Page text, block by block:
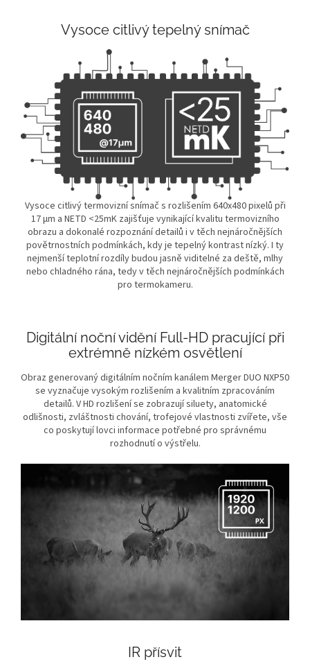
Vysoce citlivý tepelný snímač
Vysoce citlivý termovizní snímač s rozlišením 640x480 pixelů při
17 µm a NETD <25mK zajišťuje vynikající kvalitu termovizního
obrazu a dokonalé rozpoznání detailů i v těch nejnáročnějších
povětrnostních podmínkách, kdy je tepelný kontrast nízký. I ty
nejmenší teplotní rozdíly budou jasně viditelné za deště, mlhy
nebo chladného rána, tedy v těch nejnáročnějších podmínkách
pro termokameru.
Digitální noční vidění Full-HD pracující při
extrémně nízkém osvětlení
Obraz generovaný digitálním nočním kanálem Merger DUO NXP50
se vyznačuje vysokým rozlišením a kvalitním zpracováním
detailů. V HD rozlišení se zobrazují siluety, anatomické
odlišnosti, zvláštnosti chování, trofejové vlastnosti zvířete, vše
co poskytují lovci informace potřebné pro správnému
rozhodnutí o výstřelu.
IR přísvit